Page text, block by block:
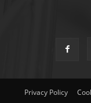
Privacy Policy